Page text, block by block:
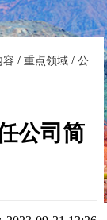
容 /重点领域 /公
公司简